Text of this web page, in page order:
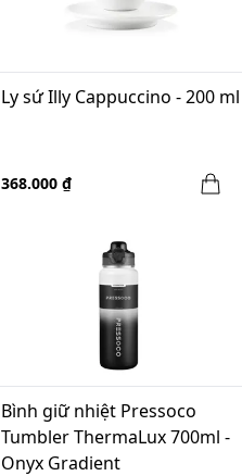
Ly sứ Illy Cappuccino - 200 ml
368.000 ₫
Bình giữ nhiệt Pressoco
Tumbler ThermaLux 700ml -
Onyx Gradient